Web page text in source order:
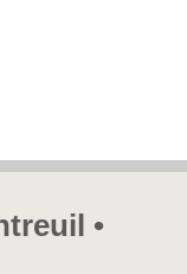
•